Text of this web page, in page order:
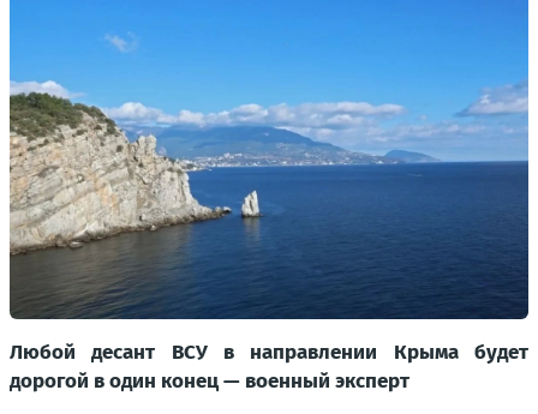
Любой десант ВСУ в направлении Крыма будет
дорогой в один конец — военный эксперт